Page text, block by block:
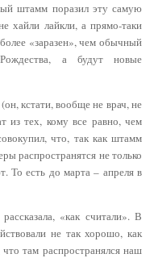
штамм поразил эту самую
хайли лайкли, а прямо-таки
«заразен», чем обычный
а будут новые
кстати, вообще не врач, не
из тех, кому все равно, чем
что, так как штамм
распространятся не только
То есть до марта – апреля в
«как считали». В
не так хорошо, как
там распространялся наш